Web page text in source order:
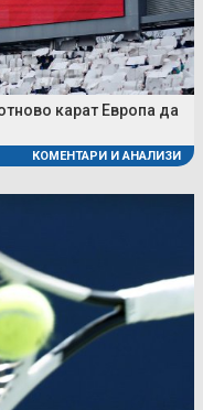
карат Европа да
КОМЕНТАРИ И АНАЛИЗИ